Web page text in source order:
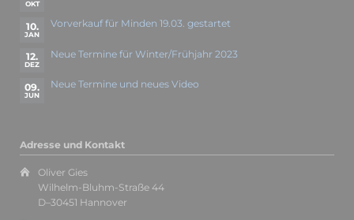
OKT
10.
JAN
Vorverkauf für Minden 19.03. gestartet
12.
DEZ
Neue Termine für Winter/Frühjahr 2023
09.
JUN
Neue Termine und neues Video
Adresse und Kontakt
Oliver Gies
Wilhelm-Bluhm-Straße 44
D–30451 Hannover